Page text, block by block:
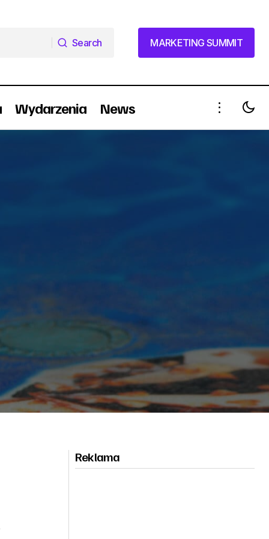
Search
MARKETING SUMMIT
MARKETING SUMMIT
Wydarzenia News
Reklama